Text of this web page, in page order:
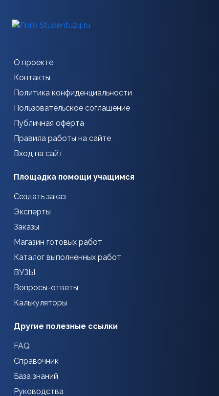
О проекте
Контакты
Политика конфиденциальности
Пользовательское соглашение
Публичная оферта
Правила работы на сайте
Вход на сайт
Площадка помощи учащимся
Создать заказ
Эксперты
Заказы
Магазин готовых работ
Каталог выполненных работ
ВУЗЫ
Вопросы-ответы
Калькуляторы
Другие полезные ссылки
FAQ
Справочник
База знаний
Руководства